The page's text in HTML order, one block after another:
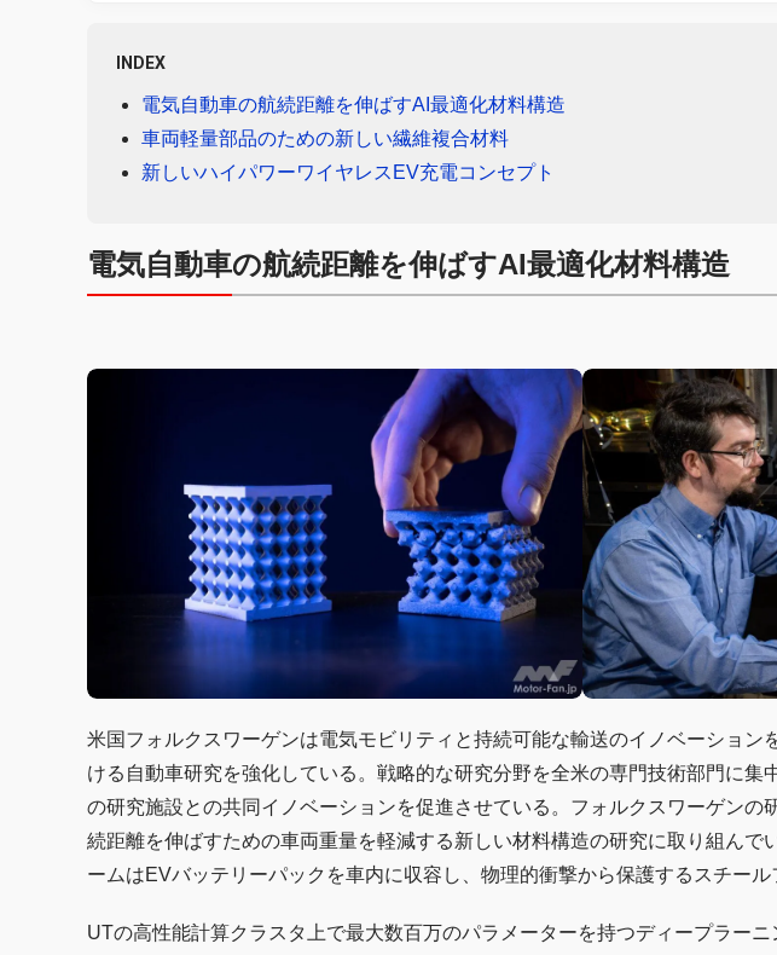
INDEX
電気自動車の航続距離を伸ばすAI最適化材料構造
車両軽量部品のための新しい繊維複合材料
新しいハイパワーワイヤレスEV充電コンセプト
電気自動車の航続距離を伸ばすAI最適化材料構造
米国フォルクスワーゲンは電気モビリティと持続可能な輸送のイノベーション
ける自動車研究を強化している。戦略的な研究分野を全米の専門技術部門に集
の研究施設との共同イノベーションを促進させている。フォルクスワーゲンの
続距離を伸ばすための車両重量を軽減する新しい材料構造の研究に取り組んで
ームはEVバッテリーパックを車内に収容し、物理的衝撃から保護するスチール
UTの高性能計算クラスタ上で最大数百万のパラメーターを持つディープラー